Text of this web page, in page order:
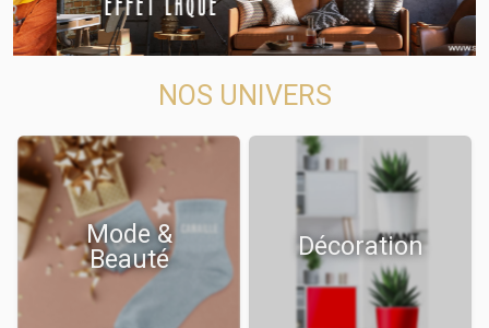
NOS UNIVERS
Mode &
Beauté
Décoration